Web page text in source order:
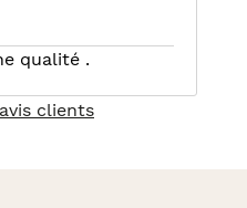
qualité .
clients